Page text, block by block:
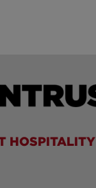
HOSPITALITY